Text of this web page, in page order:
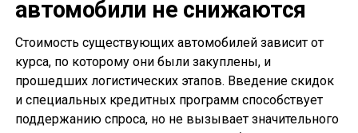
автомобили не снижаются
Стоимость существующих автомобилей зависит от
курса, по которому они были закуплены, и
прошедших логистических этапов. Введение скидок
и специальных кредитных программ способствует
поддержанию спроса, но не вызывает значительного